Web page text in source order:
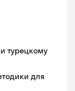
турецкому
для